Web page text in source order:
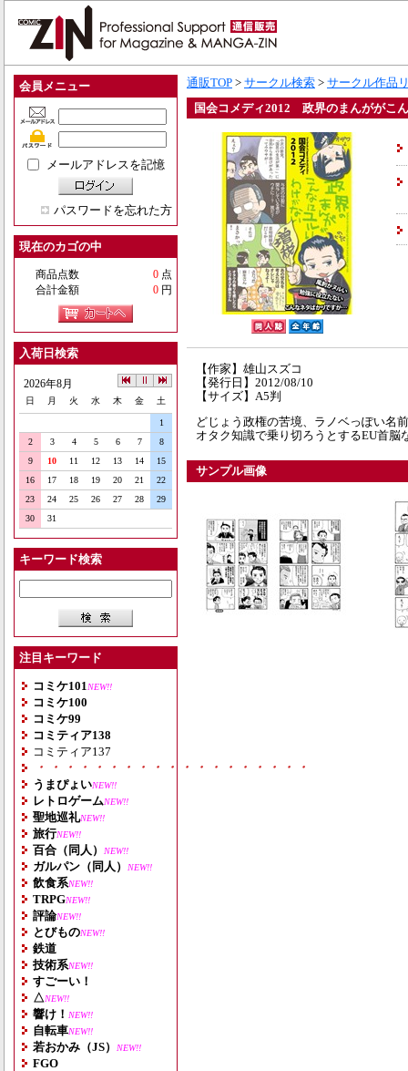
会員メニュー
メールアドレスを記憶
パスワードを忘れた方
現在のカゴの中
商品点数 0 点
合計金額
0 円
入荷日検索
2026年8月
日 月 火 水 木 金 土
1
2
3 4 5 6 7
8
9
10 11 12 13 14
15
16
17 18 19 20 21
22
23
24 25 26 27 28
29
30
31
キーワード検索
注目キーワード
コミケ101 NEW!!
コミケ100
コミケ99
コミティア138
コミティア137
・・・・・・・・・・・・・・・・・・・
うまぴょいNEW!!
レトロゲームNEW!!
聖地巡礼NEW!!
旅行NEW!!
百合（同人） NEW!!
ガルパン（同人） NEW!!
飲食系NEW!!
TRPGNEW!!
評論NEW!!
とびものNEW!!
鉄道
技術系NEW!!
すごーい！
△NEW!!
響け！ NEW!!
自転車NEW!!
若おかみ（JS） NEW!!
FGO
通販TOP > サークル検索 > サークル作品
国会コメディ2012 政界のまんががこ
【作家】雄山スズコ
【発行日】2012/08/10
【サイズ】A5判
どじょう政権の苦境、ラノベっぽい名
オタク知識で乗り切ろうとするEU首脳
サンプル画像